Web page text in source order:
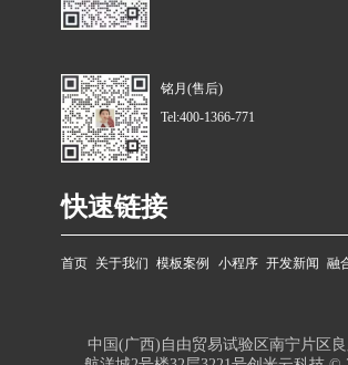
快速链接
首页 关于我们 模板案例 小程序 开发新闻 融
铭月(售后)
Tel:400-1366-771
中国(广西)自由贸易试验区南宁片区